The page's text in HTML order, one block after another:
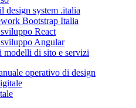
design system .italia
Bootstrap Italia
React
Angular
modelli di sito e servizi
operativo di design